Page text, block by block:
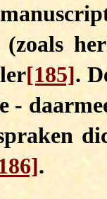
[185].
-
.